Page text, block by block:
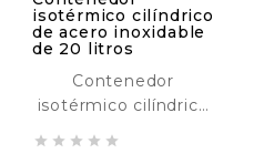
isotérmico cilíndrico
de acero inoxidable
de 20 litros
Contenedor
isotérmico cilíndrico
    